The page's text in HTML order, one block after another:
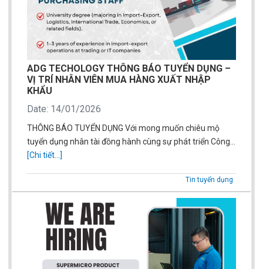
ADG TECHOLOGY THÔNG BÁO TUYỂN DỤNG –
VỊ TRÍ NHÂN VIÊN MUA HÀNG XUẤT NHẬP
KHẨU
Date: 14/01/2026
THÔNG BÁO TUYỂN DỤNG Với mong muốn chiêu mộ
tuyển dụng nhân tài đồng hành cùng sự phát triển Công…
[Chi tiết...]
Tin tuyển dụng